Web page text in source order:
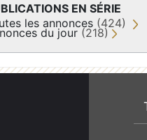
EN SÉRIE
les annonces (424)
du jour (218)